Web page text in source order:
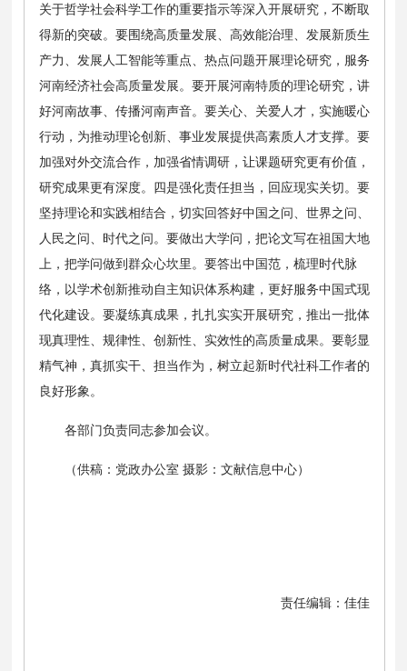
关于哲学社会科学工作的重要指示等深入开展研究，不断取
得新的突破。要围绕高质量发展、高效能治理、发展新质生
产力、发展人工智能等重点、热点问题开展理论研究，服务
河南经济社会高质量发展。要开展河南特质的理论研究，讲
好河南故事、传播河南声音。要关心、关爱人才，实施暖心
行动，为推动理论创新、事业发展提供高素质人才支撑。要
加强对外交流合作，加强省情调研，让课题研究更有价值，
研究成果更有深度。四是强化责任担当，回应现实关切。要
坚持理论和实践相结合，切实回答好中国之问、世界之问、
人民之问、时代之问。要做出大学问，把论文写在祖国大地
上，把学问做到群众心坎里。要答出中国范，梳理时代脉
络，以学术创新推动自主知识体系构建，更好服务中国式现
代化建设。要凝练真成果，扎扎实实开展研究，推出一批体
现真理性、规律性、创新性、实效性的高质量成果。要彰显
精气神，真抓实干、担当作为，树立起新时代社科工作者的
良好形象。
各部门负责同志参加会议。
（供稿：党政办公室 摄影：文献信息中心）
责任编辑：佳佳